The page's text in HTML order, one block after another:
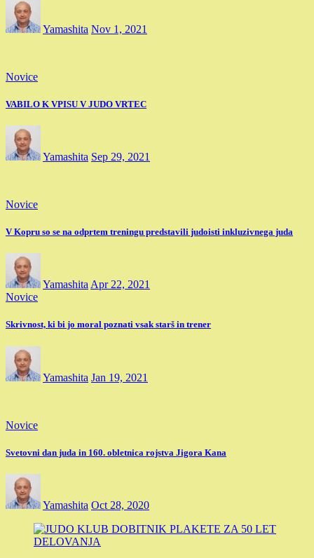
Yamashita Nov 1, 2021
Novice
VABILO K VPISU V JUDO VRTEC
Yamashita Sep 29, 2021
Novice
V Kopru so se na odprtem treningu predstavili judoisti inkluzivnega juda
Yamashita Apr 22, 2021
Novice
Skrivnost, ki bi jo moral poznati vsak starš in trener
Yamashita Jan 19, 2021
Novice
Svetovni dan juda in 160. obletnica rojstva Jigora Kana
Yamashita Oct 28, 2020